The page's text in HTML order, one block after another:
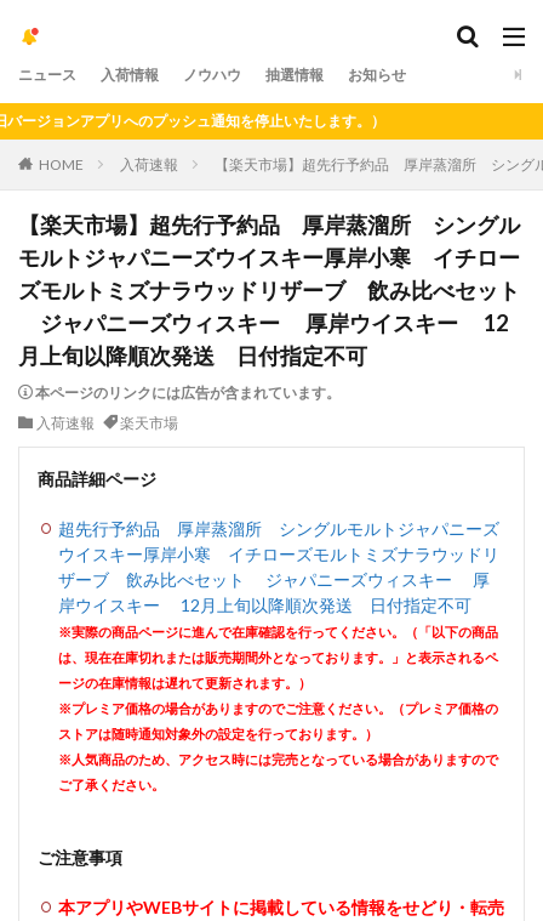
ニュース 入荷情報 ノウハウ 抽選情報 お知らせ
ンアプリへのプッシュ通知を停止いたします。）
HOME 入荷速報 【楽天市場】超先行予約品 厚岸蒸溜所 シン
【楽天市場】超先行予約品 厚岸蒸溜所 シングル
モルトジャパニーズウイスキー厚岸小寒 イチロー
ズモルトミズナラウッドリザーブ 飲み比べセット
ジャパニーズウィスキー 厚岸ウイスキー 12
月上旬以降順次発送 日付指定不可
本ページのリンクには広告が含まれています。
入荷速報
楽天市場
商品詳細ページ
超先行予約品 厚岸蒸溜所 シングルモルトジャパニーズ
ウイスキー厚岸小寒 イチローズモルトミズナラウッドリ
ザーブ 飲み比べセット ジャパニーズウィスキー 厚
岸ウイスキー 12月上旬以降順次発送 日付指定不可
※実際の商品ページに進んで在庫確認を行ってください。（「以下の商品
は、現在在庫切れまたは販売期間外となっております。」と表示されるペ
ージの在庫情報は遅れて更新されます。）
※プレミア価格の場合がありますのでご注意ください。（プレミア価格の
ストアは随時通知対象外の設定を行っております。）
※人気商品のため、アクセス時には完売となっている場合がありますので
ご了承ください。
ご注意事項
本アプリやWEBサイトに掲載している情報をせどり・転売